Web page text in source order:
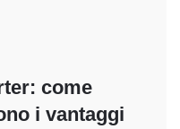
come
i vantaggi